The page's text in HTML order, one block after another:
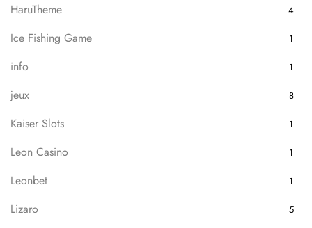
HaruTheme 4
Ice Fishing Game 1
info 1
jeux 8
Kaiser Slots 1
Leon Casino 1
Leonbet 1
Lizaro 5